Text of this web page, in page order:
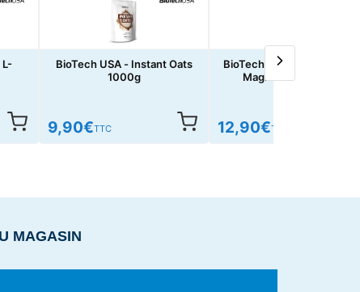
L-
BioTech USA - Instant Oats
1000g
9,90€TTC
BioTech USA - Calcium
Magnesium 100tabs
12,90€TTC
MAGASIN